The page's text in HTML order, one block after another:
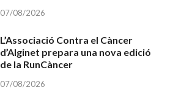
07/08/2026
L’Associació Contra el Càncer
d’Alginet prepara una nova edició
de la RunCàncer
07/08/2026